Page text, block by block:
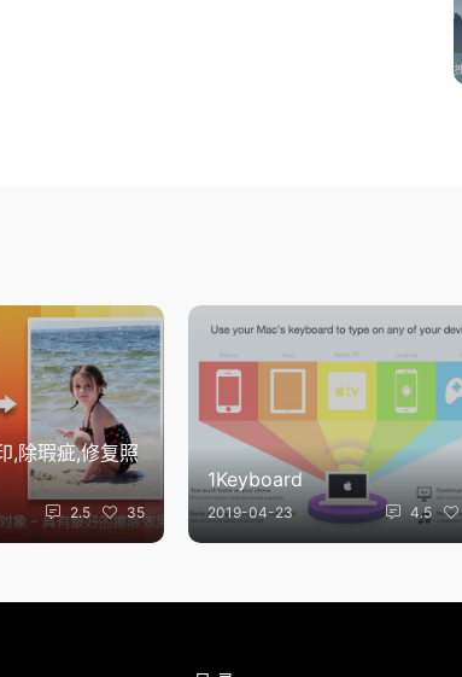
,除瑕疵,修复照
2.5 35
1Keyboard
2019-04-23 4.5